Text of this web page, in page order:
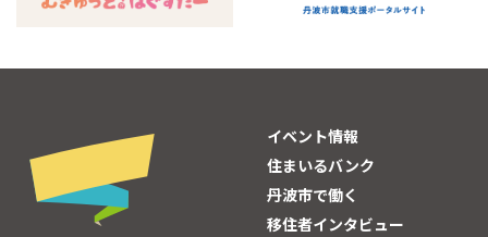
イベント情報
住まいるバンク
丹波市で働く
移住者インタビュー